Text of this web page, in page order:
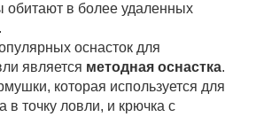
обитают в более удаленных
оснасток для
является методная оснастка.
которая используется для
в точку ловли, и крючка с